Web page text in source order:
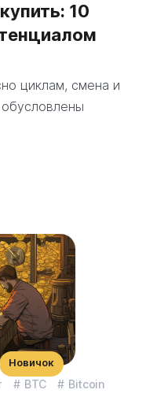
10
циклам, смена и
BTC Bitcoin
Новичок